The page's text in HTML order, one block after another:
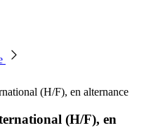
(H/F), en alternance
(H/F), en